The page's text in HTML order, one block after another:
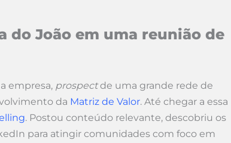
do João em uma reunião de
empresa, prospectde uma grande rede de
da Matriz de Valor. Até chegar a essa
. Postou conteúdo relevante, descobriu os
para atingir comunidades com foco em